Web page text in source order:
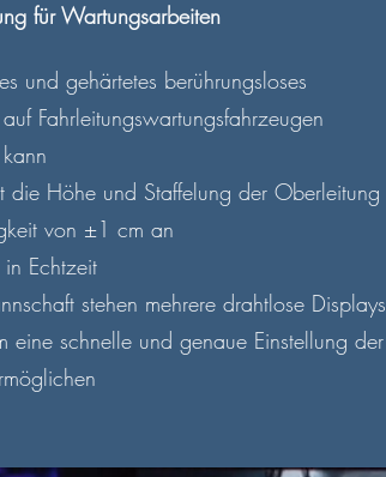
für Wartungsarbeiten
und gehärtetes berührungsloses
Fahrleitungswartungsfahrzeugen
die Höhe und Staffelung der Oberleitung
von ±1 cm an
in Echtzeit
stehen mehrere drahtlose Displays
eine schnelle und genaue Einstellung der